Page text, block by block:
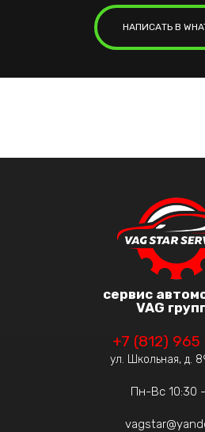
НАПИСАТЬ В
сервис
VAG
+7 (812) 965
ул. Школьная, д.
Пн-Вс 10:30